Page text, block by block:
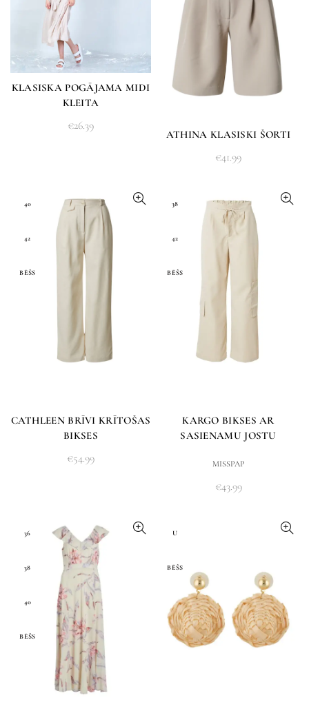
KLASISKA POGĀJAMA MIDI
KLEITA
€26.39
ATHINA KLASISKI ŠORTI
€41.99
40
42
BĒŠS
CATHLEEN BRĪVI KRĪTOŠAS
BIKSES
€54.99
38
42
BĒŠS
KARGO BIKSES AR
SASIENAMU JOSTU
MISSPAP
€43.99
36
38
40
BĒŠS
U
BĒŠS